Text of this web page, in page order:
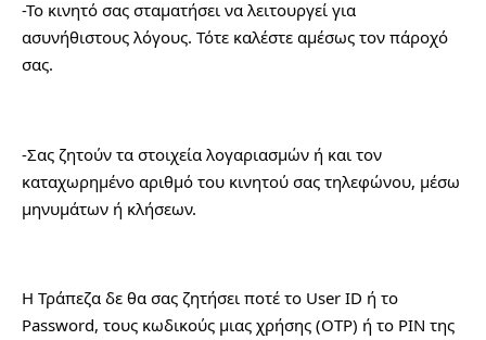
-Το κινητό σας σταματήσει να λειτουργεί για
ασυνήθιστους λόγους. Τότε καλέστε αμέσως τον πάροχό
σας.
-Σας ζητούν τα στοιχεία λογαριασμών ή και τον
καταχωρημένο αριθμό του κινητού σας τηλεφώνου, μέσω
μηνυμάτων ή κλήσεων.
Η Τράπεζα δε θα σας ζητήσει ποτέ το User ID ή το
Password, τους κωδικούς μιας χρήσης (OTP) ή το PIN της